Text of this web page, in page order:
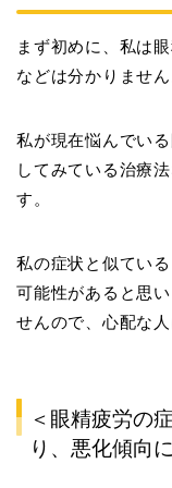
まず初めに、私は
などは分かりません
私が現在悩んでい
してみている治療
す。
私の症状と似てい
可能性があると思
せんので、心配な
＜眼精疲労の
り、悪化傾向